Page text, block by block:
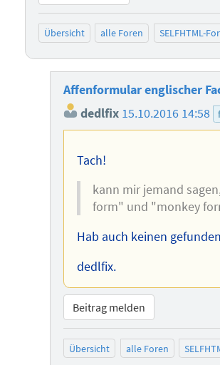
Übersicht alle Foren SELFHTML-
Affenformular englischer
dedlfix 15.10.2016 14:58
Tach!
kann mir jemand
form" und "monkey
Hab auch keinen
dedlfix.
Beitrag melden
Übersicht alle Foren